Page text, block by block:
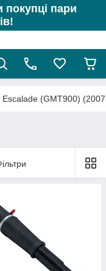
покупці пари
Escalade (GMT900)